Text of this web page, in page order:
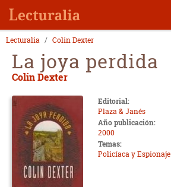
Lecturalia Colin Dexter
La joya perdida
Colin Dexter
Editorial:
Plaza & Janés
Año publicación:
2000
Temas:
Policíaca y Espionaje